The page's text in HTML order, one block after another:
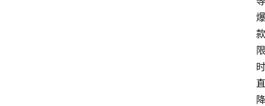
爆
款
限
时
直
降